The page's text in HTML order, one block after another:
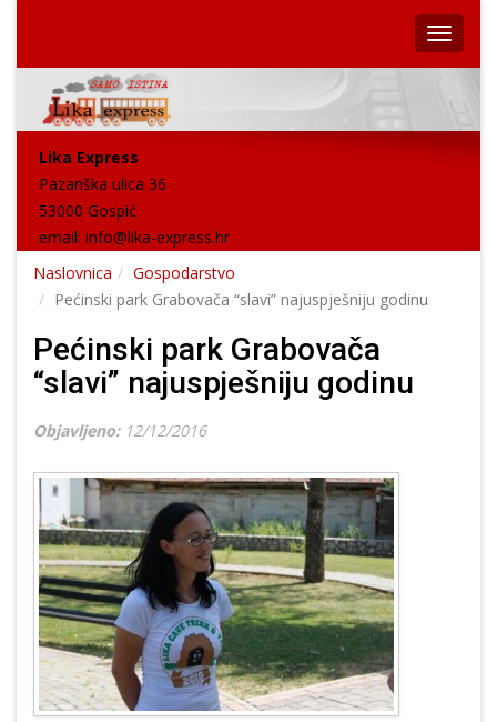
Lika Express
Pazariška ulica 36
53000 Gospić
email: info@lika-express.hr
Naslovnica
Gospodarstvo
Pećinski park Grabovača “slavi” najuspješniju godinu
Pećinski park Grabovača
“slavi” najuspješniju godinu
Objavljeno: 12/12/2016